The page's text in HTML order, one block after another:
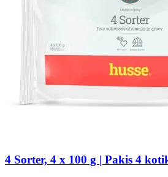
4 Sorter, 4 x 100 g | Pakis 4